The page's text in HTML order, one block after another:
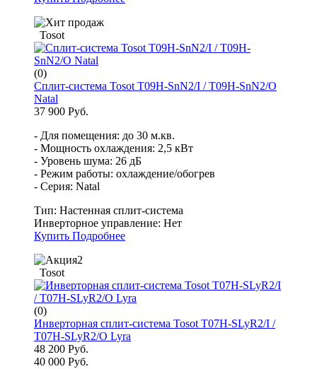
Tosot
(0)
Сплит-система Tosot T09H-SnN2/I / T09H-SnN2/O
Natal
37 900 Руб.
- Для помещения: до 30 м.кв.
- Мощность охлаждения: 2,5 кВт
- Уровень шума: 26 дБ
- Режим работы: охлаждение/обогрев
- Серия: Natal
Тип: Настенная сплит-система
Инверторное управление: Нет
Купить Подробнее
Tosot
(0)
Инверторная сплит-система Tosot T07H-SLyR2/I /
T07H-SLyR2/O Lyra
48 200 Руб.
40 000 Руб.